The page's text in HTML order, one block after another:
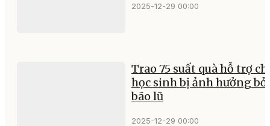
2025-12-29 00:00
Trao 75 suất quà hỗ trợ
học sinh bị ảnh hưởng bởi
bão lũ
2025-12-29 00:00